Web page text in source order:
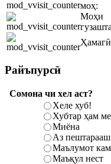
моҳ:
Моҳи
Райъпурсӣ
Сомона чи хел аст?
Хеле хуб!
Хубтар ҳам
Миёна
Аз
Маълумот
Маъқул нест